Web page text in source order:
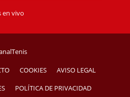
en vivo
COOKIES AVISO LEGAL
POLÍTICA DE PRIVACIDAD